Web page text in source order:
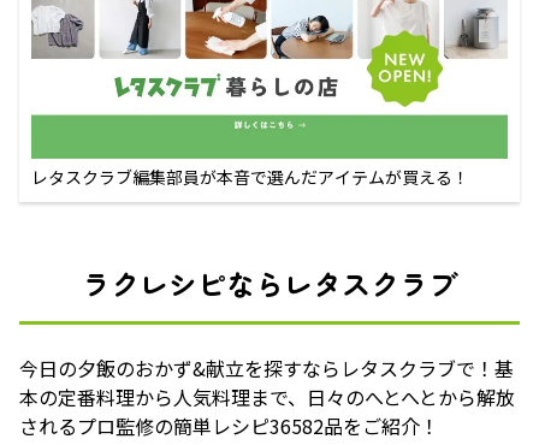
レタスクラブ編集部員が本音で選んだアイテムが買える！
ラクレシピならレタスクラブ
今日の夕飯のおかず&献立を探すならレタスクラブで！基
本の定番料理から人気料理まで、日々のへとへとから解放
されるプロ監修の簡単レシピ36582品をご紹介！